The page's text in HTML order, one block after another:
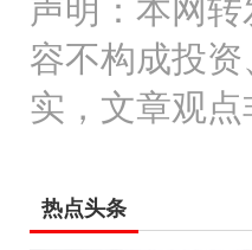
声明：本网
容不构成投
实，文章观
热点头条